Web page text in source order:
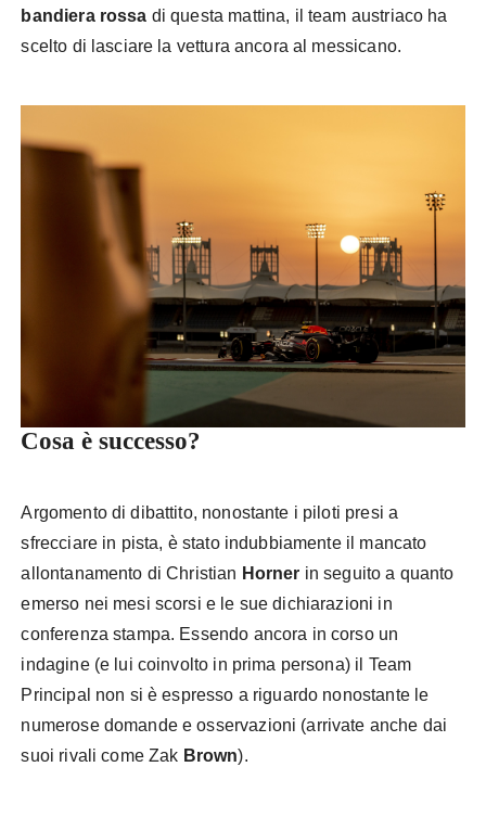
bandiera rossa di questa mattina, il team austriaco ha
scelto di lasciare la vettura ancora al messicano.
Cosa è successo?
Argomento di dibattito, nonostante i piloti presi a
sfrecciare in pista, è stato indubbiamente il mancato
allontanamento di Christian Horner in seguito a quanto
emerso nei mesi scorsi e le sue dichiarazioni in
conferenza stampa. Essendo ancora in corso un
indagine (e lui coinvolto in prima persona) il Team
Principal non si è espresso a riguardo nonostante le
numerose domande e osservazioni (arrivate anche dai
suoi rivali come Zak Brown).